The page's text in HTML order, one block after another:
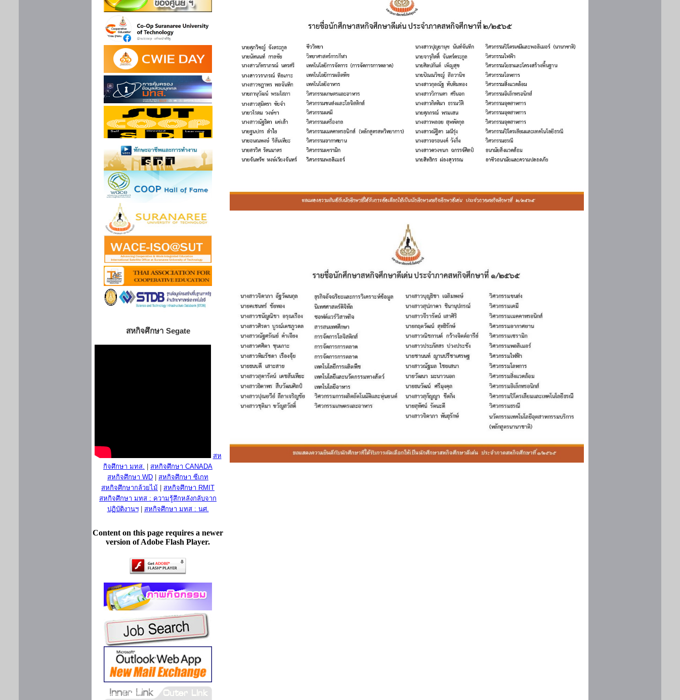
สหกิจศึกษา Segate
สห
กิจศึกษา มทส.
สหกิจศึกษา CANADA
สหกิจศึกษา WD
สหกิจศึกษา ซีเกท
สหกิจศึกษากล้วยไม้
สหกิจศึกษา RMIT
สหกิจศึกษา มทส : ความรู้สึกหลังกลับจาก
ปฏิบัติงานฯ| สหกิจศึกษา มทส : นศ.
Content on this page requires a newer
version of Adobe Flash Player.